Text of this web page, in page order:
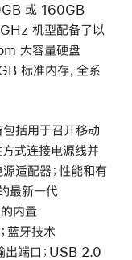
或 160GB
机型配备了以
大容量硬盘
标准内存，全系
括用于召开移动
式连接电源线并
适配器；性能和有
最新一代
内置
蓝牙技术
出端口；USB 2.0